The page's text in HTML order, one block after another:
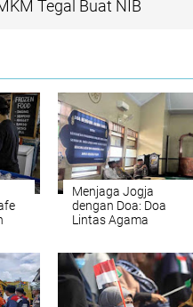
Tegal Buat NIB
Menjaga Jogja
dengan Doa: Doa
Lintas Agama